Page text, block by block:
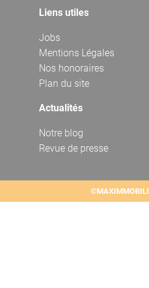
Liens utiles
Jobs
Mentions Légales
Nos honoraires
Plan du site
Actualités
Notre blog
Revue de presse